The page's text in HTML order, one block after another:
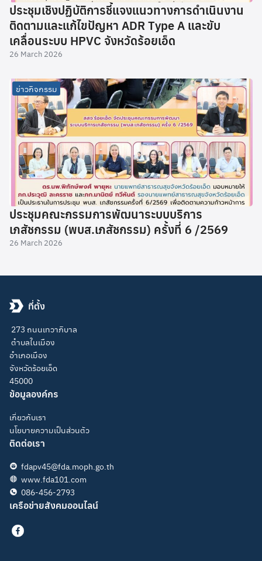
ประชุมเชิงปฏิบัติการชี้แจงแนวทางการดำเนินงาน
ติดตามและแก้ไขปัญหา ADR Type A และขับ
เคลื่อนระบบ HPVC จังหวัดร้อยเอ็ด
26 March 2026
ข่าวกิจกรรม
ประชุมคณะกรรมการพัฒนาระบบบริการ
เภสัชกรรม (พบส.เภสัชกรรม) ครั้งที่ 6 /2569
26 March 2026
ที่ตั้ง
273 ถนนเทวาภิบาล
ตำบลในเมือง
อำเภอเมือง
จังหวัดร้อยเอ็ด
45000
ข้อมูลองค์กร
เกี่ยวกับเรา
นโยบายความเป็นส่วนตัว
ติดต่อเรา
fdapv45@fda.moph.go.th
www.fda101.com
086-456-2793
เครือข่ายสังคมออนไลน์